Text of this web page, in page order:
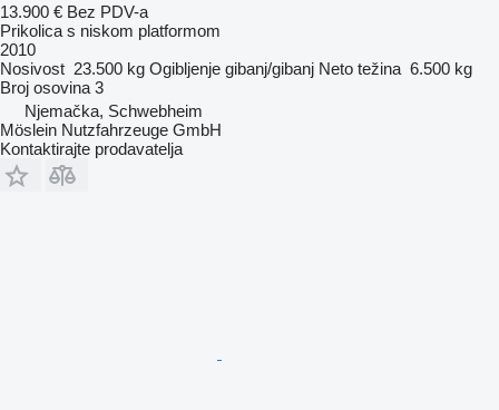
13.900 € Bez PDV-a
Prikolica s niskom platformom
2010
Nosivost 23.500 kg Ogibljenje gibanj/gibanj Neto težina 6.500 kg
Broj osovina 3
Njemačka, Schwebheim
Möslein Nutzfahrzeuge GmbH
Kontaktirajte prodavatelja